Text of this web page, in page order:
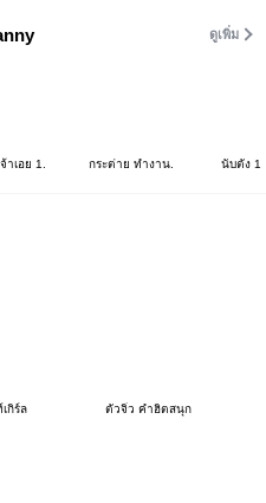
ดูเพิ่ม
จ้าเอย 1. กระต่าย ทำงาน. นับตัง 1
กิร์ล ตัวจิ๋ว คำฮิตสนุก